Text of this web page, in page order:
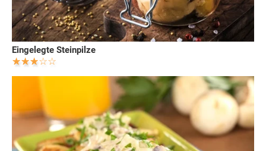
Eingelegte Steinpilze